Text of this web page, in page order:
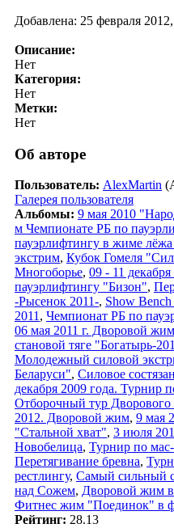
Добавлена: 25 февраля
Описание:
Нет
Категория:
Нет
Метки:
Нет
Об авторе
Пользователь: AlexMartin
Галерея пользователя
Альбомы: 9 мая 2010
м Чемпионате РБ по
пауэрлифтингу в жиме
экстрим, Кубок Гомеля
Многоборье, 09 - 11
пауэрлифтингу "Бизон",
-Рысенок 2011-, Show
2011 , Чемпионат РБ по
06 мая 2011 г. Дворовой жим
становой тяге "Богатырь-
Молодежный силовой
Беларуси", Силовое
декабря 2009 года. Турнир
Отборочный тур Дворового
2012. Дворовой жим, 9 мая
"Стальной хват", 3 июля
Новобелица, Турнир по
Перетягивание бревна,
рестлингу, Самый сильный
над Сожем, Дворовой жим
Фитнес жим "Поединок" в
Рейтинг: 28.13